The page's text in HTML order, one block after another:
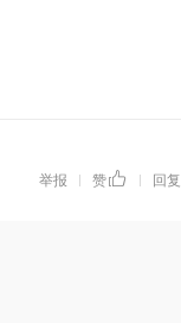
举报 | 赞 | 回复